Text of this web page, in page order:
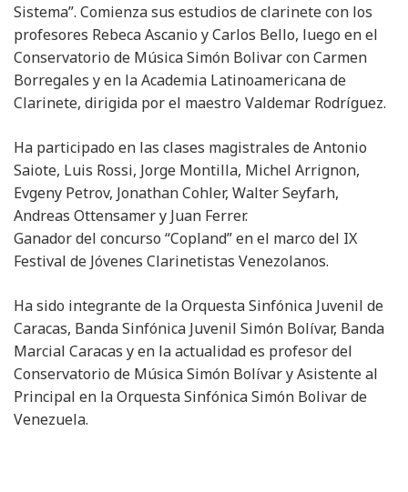
Sistema”. Comienza sus estudios de clarinete con los
profesores Rebeca Ascanio y Carlos Bello, luego en el
Conservatorio de Música Simón Bolivar con Carmen
Borregales y en la Academia Latinoamericana de
Clarinete, dirigida por el maestro Valdemar Rodríguez.
Ha participado en las clases magistrales de Antonio
Saiote, Luis Rossi, Jorge Montilla, Michel Arrignon,
Evgeny Petrov, Jonathan Cohler, Walter Seyfarh,
Andreas Ottensamer y Juan Ferrer.
Ganador del concurso “Copland” en el marco del IX
Festival de Jóvenes Clarinetistas Venezolanos.
Ha sido integrante de la Orquesta Sinfónica Juvenil de
Caracas, Banda Sinfónica Juvenil Simón Bolívar, Banda
Marcial Caracas y en la actualidad es profesor del
Conservatorio de Música Simón Bolívar y Asistente al
Principal en la Orquesta Sinfónica Simón Bolivar de
Venezuela.